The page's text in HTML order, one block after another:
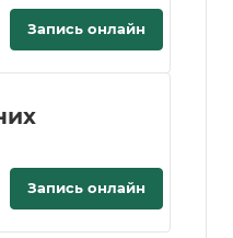
Запись онлайн
Запись онлайн